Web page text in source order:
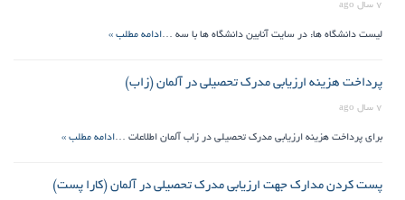
7 سال ago
لیست دانشگاه ها: در سایت آنابین دانشگاه ها با سه …ادامه مطلب »
پرداخت هزینه ارزیابی مدرک تحصیلی در آلمان (زاب)
7 سال ago
برای پرداخت هزینه ارزیابی مدرک تحصیلی در زاب آلمان اطلاعات …ادامه مطلب »
پست کردن مدارک جهت ارزیابی مدرک تحصیلی در آلمان (کارا پست)